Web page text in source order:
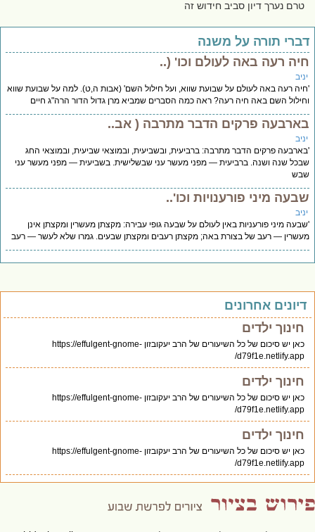
טרם נערך דיון סביב חידוש זה
תורה על משנה
רעה באה לעולם וכו' (..
רעה באה לעולם על שבועת שווא, ועל חילול השם' (אבות ה,ט). למה על שבועת שווא
השם באה חיה רעה? ראה כמה הסברים שמביא מרן גדול הדור הרה"ג חיים
פרקים הדבר מתרבה ( אב..
פרקים הדבר מתרבה: ברביעית, ובשביעית, ובמוצאי שביעית, ובמוצאי החג
שנה ושנה. ברביעית — מפני מעשר עני שבשלישית. בשביעית — מפני מעשר עני
מיני פורענויות וכו'..
מיני פורעניות באין לעולם על שבעה גופי עבירה: מקצתן מעשרין ומקצתן אינן
— רעב של בצורת באה; מקצתן רעבים ומקצתן שבעים. גמרו שלא לעשר — רעב
אחרונים
חינוך ילדים
כאן יש סיכום של כל השיעורים של הרב יעקובזון https://effulgent-gnome-
d79f1e.netlify.app/
חינוך ילדים
כאן יש סיכום של כל השיעורים של הרב יעקובזון https://effulgent-gnome-
d79f1e.netlify.app/
חינוך ילדים
כאן יש סיכום של כל השיעורים של הרב יעקובזון https://effulgent-gnome-
d79f1e.netlify.app/